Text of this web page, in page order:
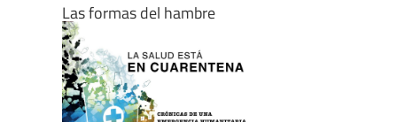
Las formas del hambre